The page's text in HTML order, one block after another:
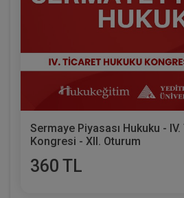
Sermaye Piyasası Hukuku -
Kongresi - XII. Oturum
360 TL